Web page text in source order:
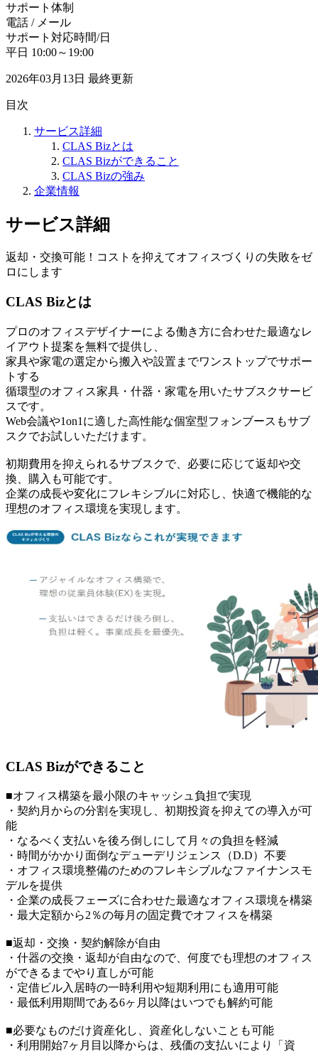
サポート体制
電話 / メール
サポート対応時間/日
平日 10:00～19:00
2026年03月13日 最終更新
目次
サービス詳細
CLAS Bizとは
CLAS Bizができること
CLAS Bizの強み
企業情報
サービス詳細
返却・交換可能！コストを抑えてオフィスづくりの失敗をゼ
ロにします
CLAS Bizとは
プロのオフィスデザイナーによる働き方に合わせた最適なレ
イアウト提案を無料で提供し、
家具や家電の選定から搬入や設置までワンストップでサポー
トする
循環型のオフィス家具・什器・家電を用いたサブスクサービ
スです。
Web会議や1on1に適した高性能な個室型フォンブースもサブ
スクでお試しいただけます。
初期費用を抑えられるサブスクで、必要に応じて返却や交
換、購入も可能です。
企業の成長や変化にフレキシブルに対応し、快適で機能的な
理想のオフィス環境を実現します。
CLAS Bizができること
■オフィス構築を最小限のキャッシュ負担で実現
・契約月からの分割を実現し、初期投資を抑えての導入が可
能
・なるべく支払いを後ろ倒しにして月々の負担を軽減
・時間がかかり面倒なデューデリジェンス（D.D）不要
・オフィス環境整備のためのフレキシブルなファイナンスモ
デルを提供
・企業の成長フェーズに合わせた最適なオフィス環境を構築
・最大定額から2％の毎月の固定費でオフィスを構築
■返却・交換・契約解除が自由
・什器の交換・返却が自由なので、何度でも理想のオフィス
ができるまでやり直しが可能
・定借ビル入居時の一時利用や短期利用にも適用可能
・最低利用期間である6ヶ月以降はいつでも解約可能
■必要なものだけ資産化し、資産化しないことも可能
・利用開始7ヶ月目以降からは、残価の支払いにより「資